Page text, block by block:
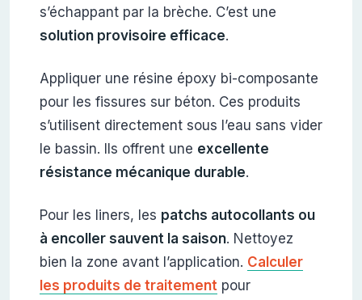
s’échappant par la brèche. C’est une
solution provisoire efficace.
Appliquer une résine époxy bi-composante
pour les fissures sur béton. Ces produits
s’utilisent directement sous l’eau sans vider
le bassin. Ils offrent une excellente
résistance mécanique durable.
Pour les liners, les patchs autocollants ou
à encoller sauvent la saison. Nettoyez
bien la zone avant l’application. Calculer
les produits de traitementpour